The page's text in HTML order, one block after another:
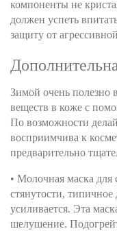
компоненты не
должен успеть
защиту от
Зимой очень полезно
веществ в коже с
По возможности
восприимчива к
предварительно
• Молочная маска
стянутости, типичное
усиливается. Эта
шелушение.